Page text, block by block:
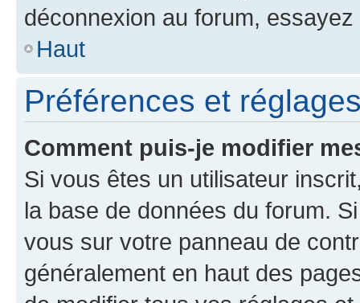
déconnexion au forum,
Haut
Préférences et
Comment puis-je modifier
Si vous êtes un utilisateur
la base de données du forum.
vous sur votre panneau de
généralement en haut des